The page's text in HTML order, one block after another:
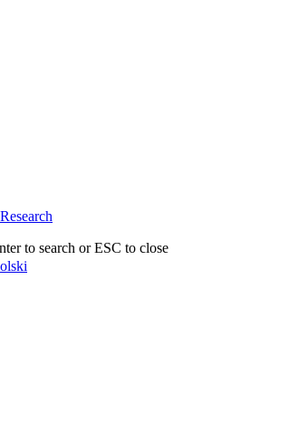
to search or ESC to close